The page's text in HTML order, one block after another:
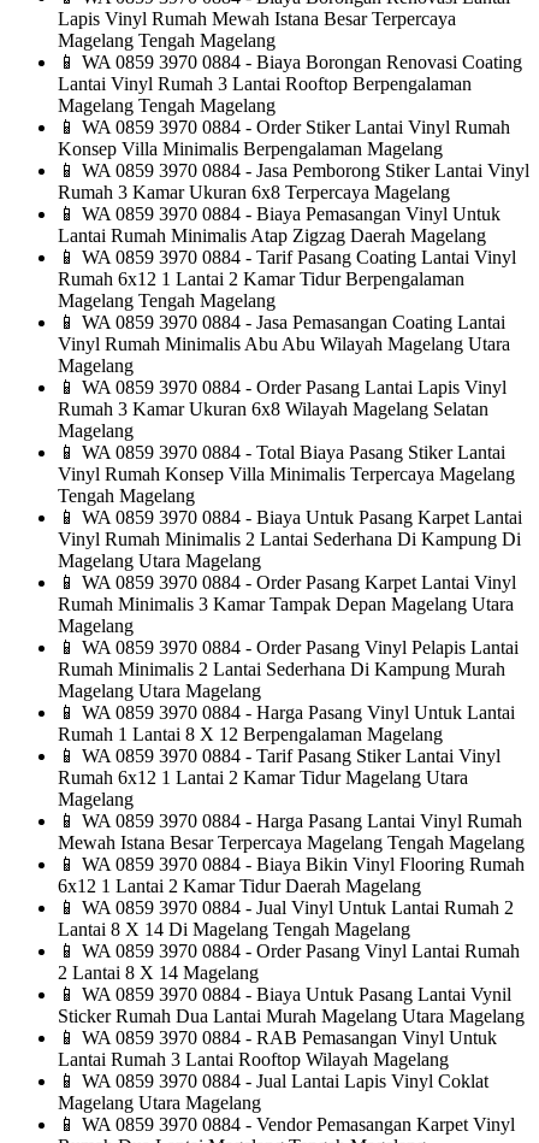
Lapis Vinyl Rumah Mewah Istana Besar Terpercaya
Magelang Tengah Magelang
📱 WA 0859 3970 0884 - Biaya Borongan Renovasi Coating
Lantai Vinyl Rumah 3 Lantai Rooftop Berpengalaman
Magelang Tengah Magelang
📱 WA 0859 3970 0884 - Order Stiker Lantai Vinyl Rumah
Konsep Villa Minimalis Berpengalaman Magelang
📱 WA 0859 3970 0884 - Jasa Pemborong Stiker Lantai Vinyl
Rumah 3 Kamar Ukuran 6x8 Terpercaya Magelang
📱 WA 0859 3970 0884 - Biaya Pemasangan Vinyl Untuk
Lantai Rumah Minimalis Atap Zigzag Daerah Magelang
📱 WA 0859 3970 0884 - Tarif Pasang Coating Lantai Vinyl
Rumah 6x12 1 Lantai 2 Kamar Tidur Berpengalaman
Magelang Tengah Magelang
📱 WA 0859 3970 0884 - Jasa Pemasangan Coating Lantai
Vinyl Rumah Minimalis Abu Abu Wilayah Magelang Utara
Magelang
📱 WA 0859 3970 0884 - Order Pasang Lantai Lapis Vinyl
Rumah 3 Kamar Ukuran 6x8 Wilayah Magelang Selatan
Magelang
📱 WA 0859 3970 0884 - Total Biaya Pasang Stiker Lantai
Vinyl Rumah Konsep Villa Minimalis Terpercaya Magelang
Tengah Magelang
📱 WA 0859 3970 0884 - Biaya Untuk Pasang Karpet Lantai
Vinyl Rumah Minimalis 2 Lantai Sederhana Di Kampung Di
Magelang Utara Magelang
📱 WA 0859 3970 0884 - Order Pasang Karpet Lantai Vinyl
Rumah Minimalis 3 Kamar Tampak Depan Magelang Utara
Magelang
📱 WA 0859 3970 0884 - Order Pasang Vinyl Pelapis Lantai
Rumah Minimalis 2 Lantai Sederhana Di Kampung Murah
Magelang Utara Magelang
📱 WA 0859 3970 0884 - Harga Pasang Vinyl Untuk Lantai
Rumah 1 Lantai 8 X 12 Berpengalaman Magelang
📱 WA 0859 3970 0884 - Tarif Pasang Stiker Lantai Vinyl
Rumah 6x12 1 Lantai 2 Kamar Tidur Magelang Utara
Magelang
📱 WA 0859 3970 0884 - Harga Pasang Lantai Vinyl Rumah
Mewah Istana Besar Terpercaya Magelang Tengah Magelang
📱 WA 0859 3970 0884 - Biaya Bikin Vinyl Flooring Rumah
6x12 1 Lantai 2 Kamar Tidur Daerah Magelang
📱 WA 0859 3970 0884 - Jual Vinyl Untuk Lantai Rumah 2
Lantai 8 X 14 Di Magelang Tengah Magelang
📱 WA 0859 3970 0884 - Order Pasang Vinyl Lantai Rumah
2 Lantai 8 X 14 Magelang
📱 WA 0859 3970 0884 - Biaya Untuk Pasang Lantai Vynil
Sticker Rumah Dua Lantai Murah Magelang Utara Magelang
📱 WA 0859 3970 0884 - RAB Pemasangan Vinyl Untuk
Lantai Rumah 3 Lantai Rooftop Wilayah Magelang
📱 WA 0859 3970 0884 - Jual Lantai Lapis Vinyl Coklat
Magelang Utara Magelang
📱 WA 0859 3970 0884 - Vendor Pemasangan Karpet Vinyl